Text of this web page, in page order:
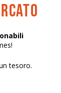
tesoro.